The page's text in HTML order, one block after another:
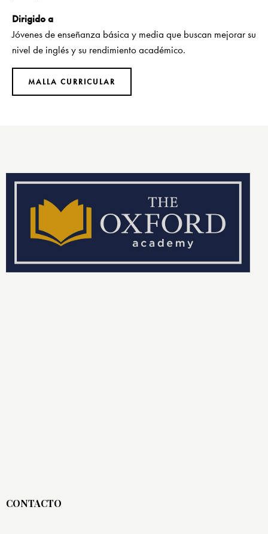
Dirigido a
Jóvenes de enseñanza básica y media que buscan mejorar su
nivel de inglés y su rendimiento académico.
MALLA CURRICULAR
CONTACTO